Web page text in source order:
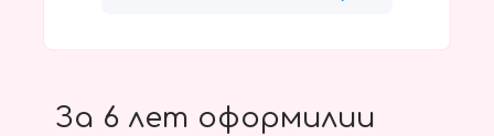
За 6 лет оформилии